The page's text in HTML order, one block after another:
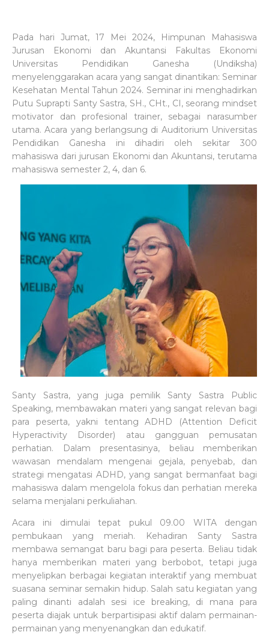
Pada hari Jumat, 17 Mei 2024, Himpunan Mahasiswa
Jurusan Ekonomi dan Akuntansi Fakultas Ekonomi
Universitas Pendidikan Ganesha (Undiksha)
menyelenggarakan acara yang sangat dinantikan: Seminar
Kesehatan Mental Tahun 2024. Seminar ini menghadirkan
Putu Suprapti Santy Sastra, SH., CHt., CI, seorang mindset
motivator dan profesional trainer, sebagai narasumber
utama. Acara yang berlangsung di Auditorium Universitas
Pendidikan Ganesha ini dihadiri oleh sekitar 300
mahasiswa dari jurusan Ekonomi dan Akuntansi, terutama
mahasiswa semester 2, 4, dan 6.
Santy Sastra, yang juga pemilik Santy Sastra Public
Speaking, membawakan materi yang sangat relevan bagi
para peserta, yakni tentang ADHD (Attention Deficit
Hyperactivity Disorder) atau gangguan pemusatan
perhatian. Dalam presentasinya, beliau memberikan
wawasan mendalam mengenai gejala, penyebab, dan
strategi mengatasi ADHD, yang sangat bermanfaat bagi
mahasiswa dalam mengelola fokus dan perhatian mereka
selama menjalani perkuliahan.
Acara ini dimulai tepat pukul 09.00 WITA dengan
pembukaan yang meriah. Kehadiran Santy Sastra
membawa semangat baru bagi para peserta. Beliau tidak
hanya memberikan materi yang berbobot, tetapi juga
menyelipkan berbagai kegiatan interaktif yang membuat
suasana seminar semakin hidup. Salah satu kegiatan yang
paling dinanti adalah sesi ice breaking, di mana para
peserta diajak untuk berpartisipasi aktif dalam permainan-
permainan yang menyenangkan dan edukatif.